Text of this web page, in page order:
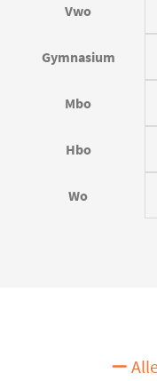
Vwo
Gymnasium
Mbo
Hbo
Wo